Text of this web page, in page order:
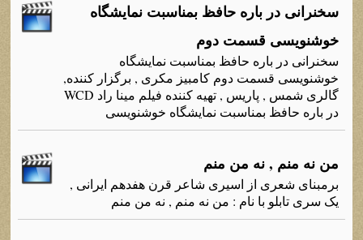
سخنرانی در باره حافظ بمناسبت نمایشگاه
خوشنویسی قسمت دوم
سخنرانی در باره حافظ بمناسبت نمایشگاه
خوشنویسی قسمت دوم کامبیز مکری , برگزار کننده,
گالری شمس , پاریس , تهیه کننده فیلم مینا راد WCD
در باره حافظ بمناسبت نمایشگاه خوشنویسی
من نه منم , نه من منم
برمبنای شعری از اسیری شاعر قرن هفدهم ایرانی ,
یک سری تابلو با نام : من نه منم , نه من منم